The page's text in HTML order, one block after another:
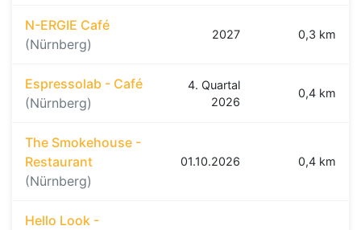
N-ERGIE Café
(Nürnberg)
2027 0,3 km
Espressolab - Café
(Nürnberg)
4. Quartal
2026
0,4 km
The Smokehouse -
Restaurant
(Nürnberg)
01.10.2026 0,4 km
Hello Look -